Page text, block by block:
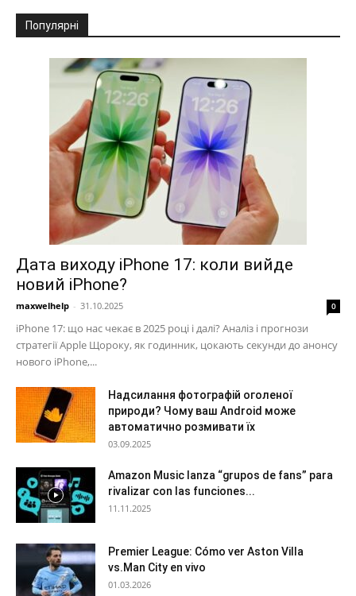
Популярні
Дата виходу iPhone 17: коли вийде
новий iPhone?
maxwelhelp - 31.10.2025 0
iPhone 17: що нас чекає в 2025 році і далі? Аналіз і прогнози
стратегії Apple Щороку, як годинник, цокають секунди до анонсу
нового iPhone,...
Надсилання фотографій оголеної
природи? Чому ваш Android може
автоматично розмивати їх
03.09.2025
Amazon Music lanza “grupos de fans” para
rivalizar con las funciones...
11.11.2025
Premier League: Cómo ver Aston Villa
vs.Man City en vivo
01.03.2026